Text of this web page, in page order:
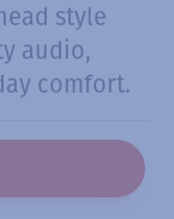
style
audio,
comfort.